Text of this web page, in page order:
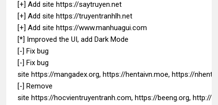
[+] Add site https://saytruyen.net
[+] Add site https://truyentranhlh.net
[+] Add site https://www.manhuagui.com
[*] Improved the UI, add Dark Mode
[-] Fix bug
[-] Fix bug
site https://mangadex.org, https://hentaivn.moe, https://
[-] Remove
site https://hocvientruyentranh.com, https://beeng.org, http://